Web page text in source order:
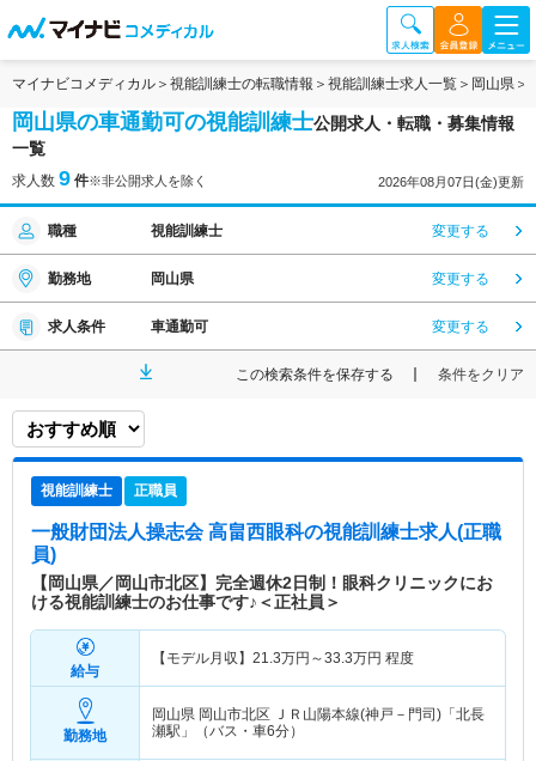
マイナビコメディカル 視能訓練士の転職情報 視能訓練士求人一覧 岡山県
岡山県の車通勤可の視能訓練士公開求人・転職・募集情報
一覧
求人数 9 件※非公開求人を除く 2026年08月07日(金)更新
職種 視能訓練士 変更する
勤務地 岡山県 変更する
求人条件 車通勤可 変更する
この検索条件を保存する 条件をクリア
視能訓練士 正職員
一般財団法人操志会 高畠西眼科の視能訓練士求人(正職
員)
【岡山県／岡山市北区】完全週休2日制！眼科クリニックにお
ける視能訓練士のお仕事です♪＜正社員＞
給与
【モデル月収】 21.3万円～33.3万円 程度
勤務地
岡山県 岡山市北区 ＪＲ山陽本線(神戸－門司)「北長
瀬駅」（バス・車6分）